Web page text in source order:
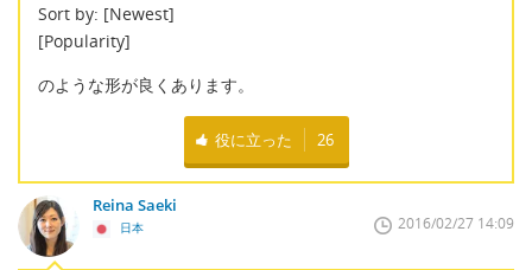
Sort by: [Newest]
[Popularity]
のような形が良くあります。
役に立った 26
Reina Saeki
日本 2016/02/27 14:09